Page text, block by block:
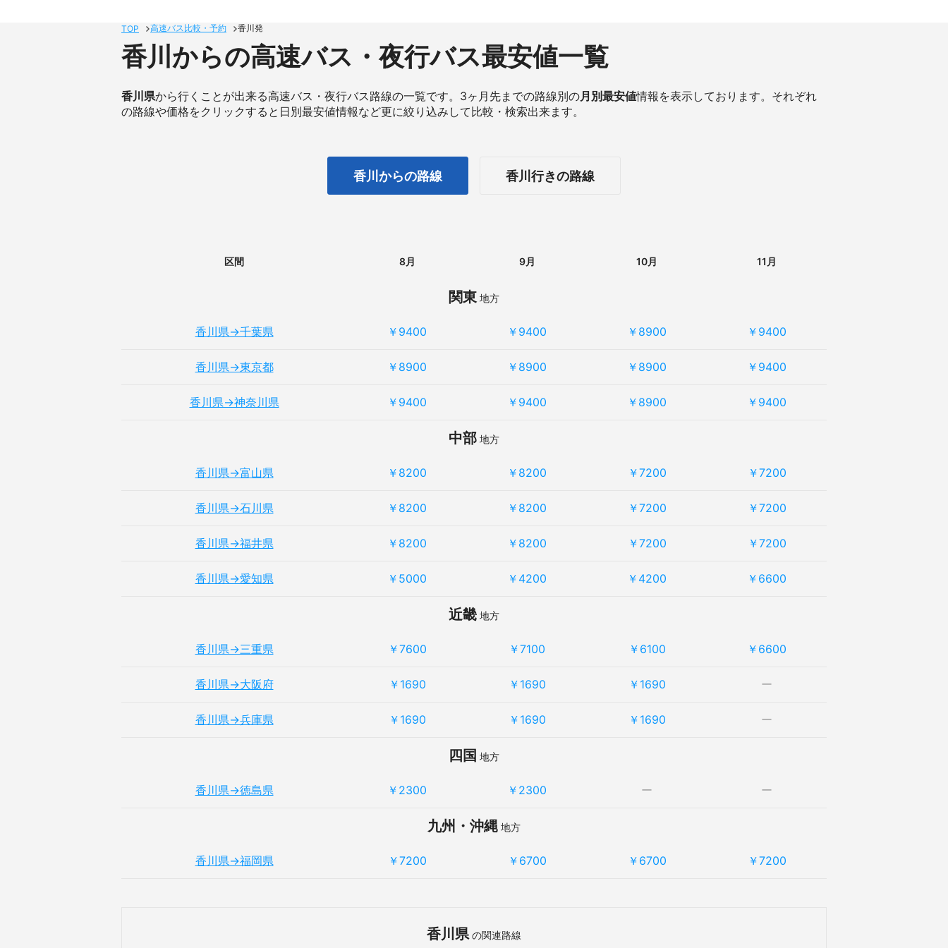
TOP 高速バス比較・予約 香川発
香川からの高速バス・夜行バス最安値一覧
香川県から行くことが出来る高速バス・夜行バス路線の一覧です。3ヶ月先までの路線別の月別最安値情報を表示しております。それぞれ
の路線や価格をクリックすると日別最安値情報など更に絞り込みして比較・検索出来ます。
香川からの路線 香川行きの路線
区間 8月 9月 10月 11月
関東 地方
香川県→千葉県 ￥9400 ￥9400 ￥8900 ￥9400
香川県→東京都 ￥8900 ￥8900 ￥8900 ￥9400
香川県→神奈川県 ￥9400 ￥9400 ￥8900 ￥9400
中部 地方
香川県→富山県 ￥8200 ￥8200 ￥7200 ￥7200
香川県→石川県 ￥8200 ￥8200 ￥7200 ￥7200
香川県→福井県 ￥8200 ￥8200 ￥7200 ￥7200
香川県→愛知県 ￥5000 ￥4200 ￥4200 ￥6600
近畿 地方
香川県→三重県 ￥7600 ￥7100 ￥6100 ￥6600
香川県→大阪府 ￥1690 ￥1690 ￥1690 ー
香川県→兵庫県 ￥1690 ￥1690 ￥1690 ー
四国 地方
香川県→徳島県 ￥2300 ￥2300 ー ー
九州・沖縄 地方
香川県→福岡県 ￥7200 ￥6700 ￥6700 ￥7200
香川県 の関連路線